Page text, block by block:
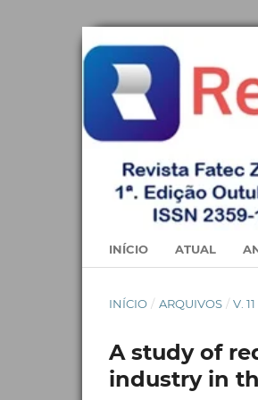
INÍCIO ATUAL
INÍCIO / ARQUIVOS / V.
A study of
industry in